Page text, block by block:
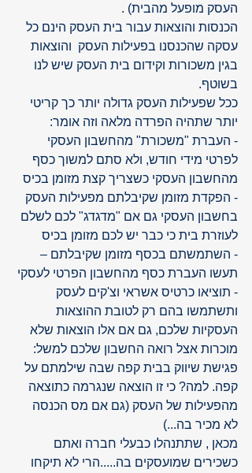
העסק מופעל מהבית) .
הכנסות והוצאות עבור בית העסק הינם כל
עסקה שהכנסנו בפעילות העסק  והוצאות
בגין משכורות וקידום בית העסק שיש לנו
בשוטף.
ככל שפעילות העסק גדולה יותר כך קריטי
יותר שתהיה הפרדה מלאה וזה אומר:
- העברת "משכורת" מהחשבון העסקי
לפרטי מידי חודש, ולא סתם למשוך כסף
מהחשבון העסקי כשצריך קצת מזומן בכיס
- הפקדת מזומן שקיבלתם מפעילות העסק
בחשבון העסקי גם אם "מדגדג" לכם לשלם
לעוזרת בית כי כבר יש לכם מזומן בכיס
- השתמשתם בכסף מזומן שקיבלתם –
תעשו העברת כסף מהחשבון הפרטי לעסקי
- תוציאו כרטיס אשראי וצ'קים לעסק
ותשתמשו בהם רק לטובת ההוצאות
העסקיות שלכם, גם אם אלו הוצאות שלא
מוכרות אצל רואה החשבון שלכם למשל:
פגישת שיווק בבית קפה שבה שילמתם על
קפה. למה? כי זו הוצאה שנגרמה כתוצאה
מהפעילות של העסק (גם אם מס הכנסה
לא מכיר בה...)
מכאן , שתתנהלו כבעלי חברה ואתם
כשכירים שמועסקים בה.....הרי לא תיקחו